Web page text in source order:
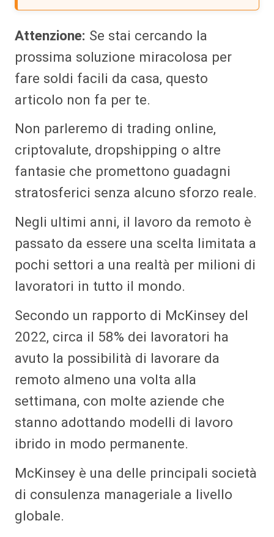
Attenzione: Se stai cercando la
prossima soluzione miracolosa per
fare soldi facili da casa, questo
articolo non fa per te.
Non parleremo di trading online,
criptovalute, dropshipping o altre
fantasie che promettono guadagni
stratosferici senza alcuno sforzo reale.
Negli ultimi anni, il lavoro da remoto è
passato da essere una scelta limitata a
pochi settori a una realtà per milioni di
lavoratori in tutto il mondo.
Secondo un rapporto di McKinsey del
2022, circa il 58% dei lavoratori ha
avuto la possibilità di lavorare da
remoto almeno una volta alla
settimana, con molte aziende che
stanno adottando modelli di lavoro
ibrido in modo permanente.
McKinsey è una delle principali società
di consulenza manageriale a livello
globale.